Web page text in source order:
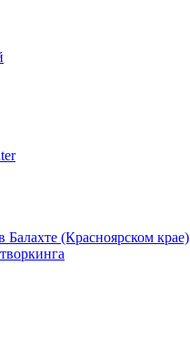
(Красноярском крае)